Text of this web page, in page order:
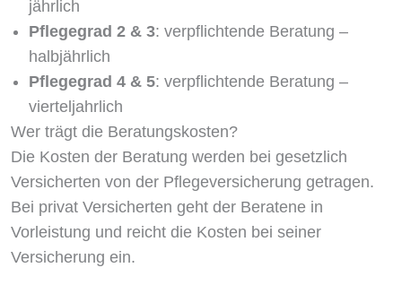
jährlich
Pflegegrad 2 & 3: verpflichtende Beratung –
halbjährlich
Pflegegrad 4 & 5: verpflichtende Beratung –
vierteljahrlich
Wer trägt die Beratungskosten?
Die Kosten der Beratung werden bei gesetzlich
Versicherten von der Pflegeversicherung getragen.
Bei privat Versicherten geht der Beratene in
Vorleistung und reicht die Kosten bei seiner
Versicherung ein.